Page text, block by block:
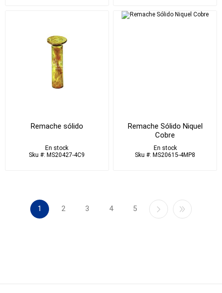
Remache sólido
En stock
Sku #: MS20427-4C9
Remache Sólido Niquel
Cobre
En stock
Sku #: MS20615-4MP8
1 2 3 4 5